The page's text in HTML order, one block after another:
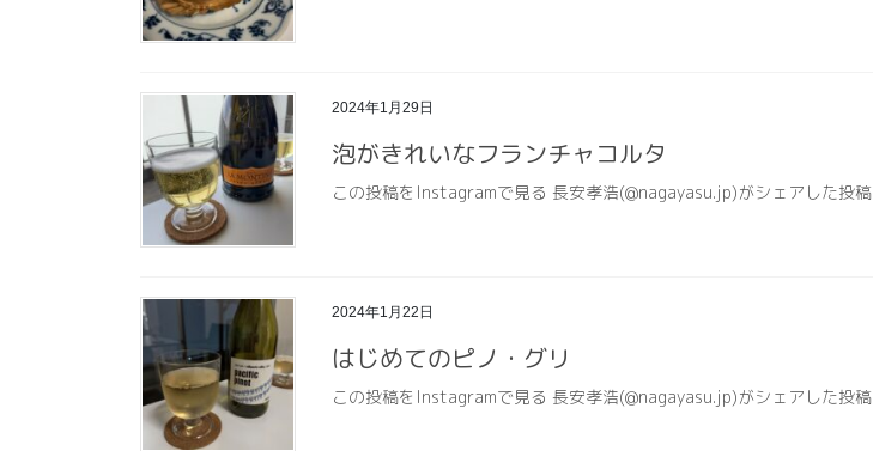
2024年1月29日
泡がきれいなフランチャコルタ
この投稿をInstagramで見る 長安孝浩(@nagayasu.jp)がシェアした投稿
2024年1月22日
はじめてのピノ・グリ
この投稿をInstagramで見る 長安孝浩(@nagayasu.jp)がシェアした投稿